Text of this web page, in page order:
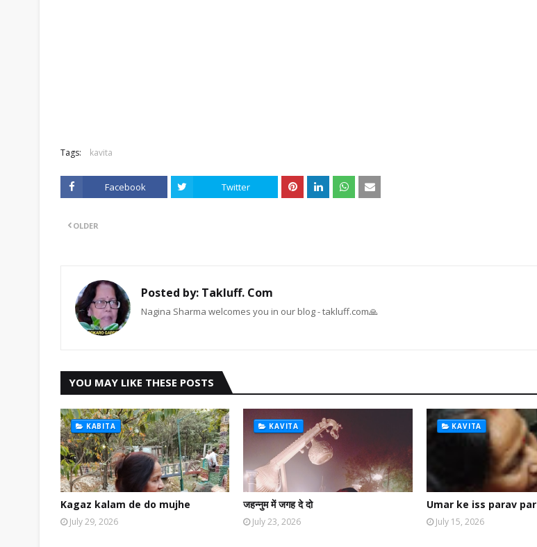
Tags: kavita
Facebook Twitter
OLDER
Posted by: Takluff. Com
Nagina Sharma welcomes you in our blog - takluff.com🙏
YOU MAY LIKE THESE POSTS
KABITA
Kagaz kalam de do mujhe
July 29, 2026
KAVITA
जहन्नुम में जगह दे दो
July 23, 2026
KAVITA
Umar ke iss parav par
July 15, 2026